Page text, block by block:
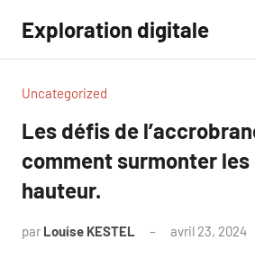
contenu
Exploration digitale
Uncategorized
Les défis de
comment surmonter
hauteur.
par Louise KESTEL avril 23, 2024